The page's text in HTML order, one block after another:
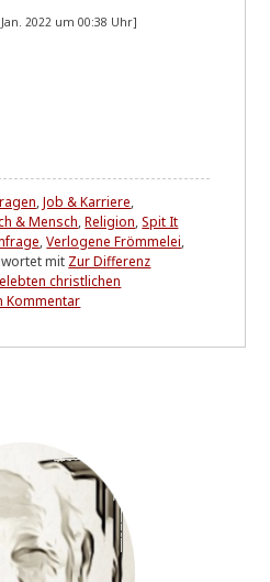
2022 um 00:38 Uhr]
,Job & Karriere,
& Mensch,Religion,Spit It
,Verlogene Frömmelei,
mit Zur Differenz
christlichen
Kommentarzu
und
ähnlicher
Privilegien